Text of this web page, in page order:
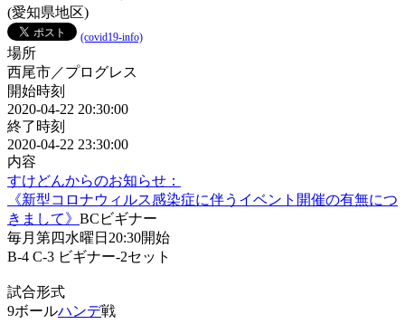
(愛知県地区)
(covid19-info)
場所
西尾市／プログレス
開始時刻
2020-04-22 20:30:00
終了時刻
2020-04-22 23:30:00
内容
すけどんからのお知らせ：
《新型コロナウィルス感染症に伴うイベント開催の有無につ
きまして》 BCビギナー
毎月第四水曜日20:30開始
B-4 C-3 ビギナー-2セット
試合形式
9ボールハンデ戦